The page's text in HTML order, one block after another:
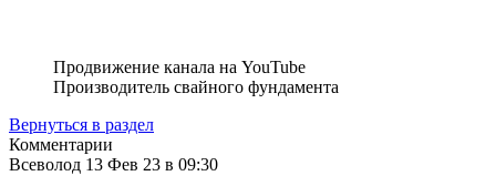
Продвижение канала на YouTube
Производитель свайного фундамента
Вернуться в раздел
Комментарии
Всеволод 13 Фев 23 в 09:30